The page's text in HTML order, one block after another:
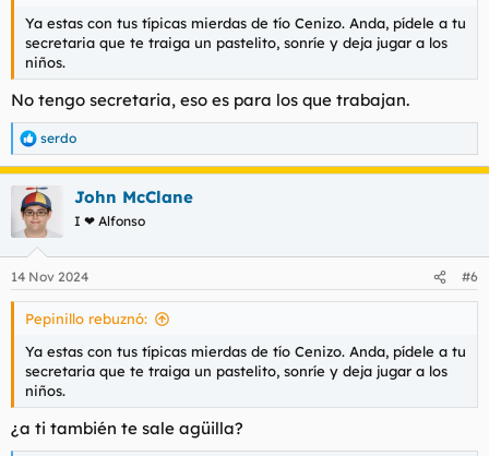
Ya estas con tus típicas mierdas de tío Cenizo. Anda, pídele a tu
secretaria que te traiga un pastelito, sonríe y deja jugar a los
niños.
No tengo secretaria, eso es para los que trabajan.
R
e
a
c
c
e
s
serdo
John McClane
I ❤ Alfonso
14 Nov 2024 #6
Pepinillo rebuznó:
Ya estas con tus típicas mierdas de tío Cenizo. Anda, pídele a tu
secretaria que te traiga un pastelito, sonríe y deja jugar a los
niños.
¿a ti también te sale agüilla?